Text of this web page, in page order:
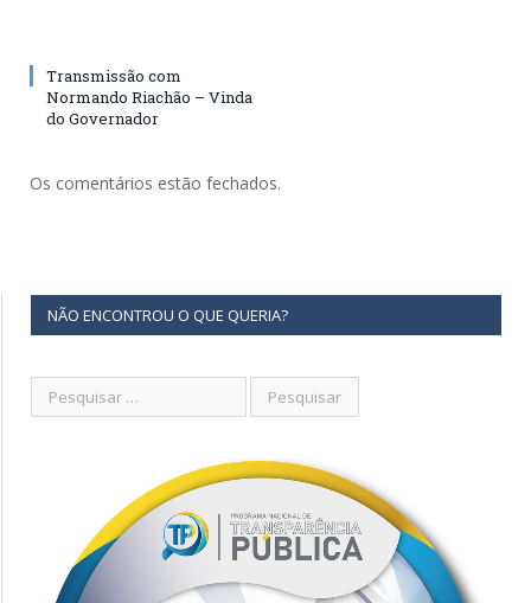
Transmissão com
Normando Riachão – Vinda
do Governador
Os comentários estão fechados.
NÃO ENCONTROU O QUE QUERIA?